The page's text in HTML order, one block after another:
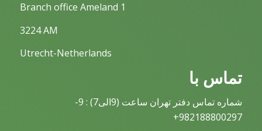
Branch office Ameland 1
3224 AM
Utrecht-Netherlands
تماس با
شماره تماس دفتر تهران ساعت (9الی7) : 9-
982188800297+